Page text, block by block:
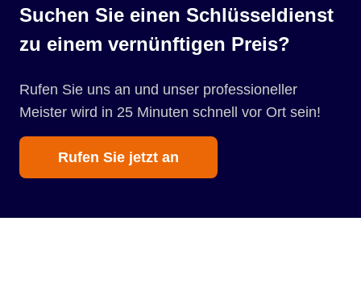
Suchen Sie einen Schlüsseldienst
zu einem vernünftigen Preis?
Rufen Sie uns an und unser professioneller
Meister wird in 25 Minuten schnell vor Ort sein!
Rufen Sie jetzt an